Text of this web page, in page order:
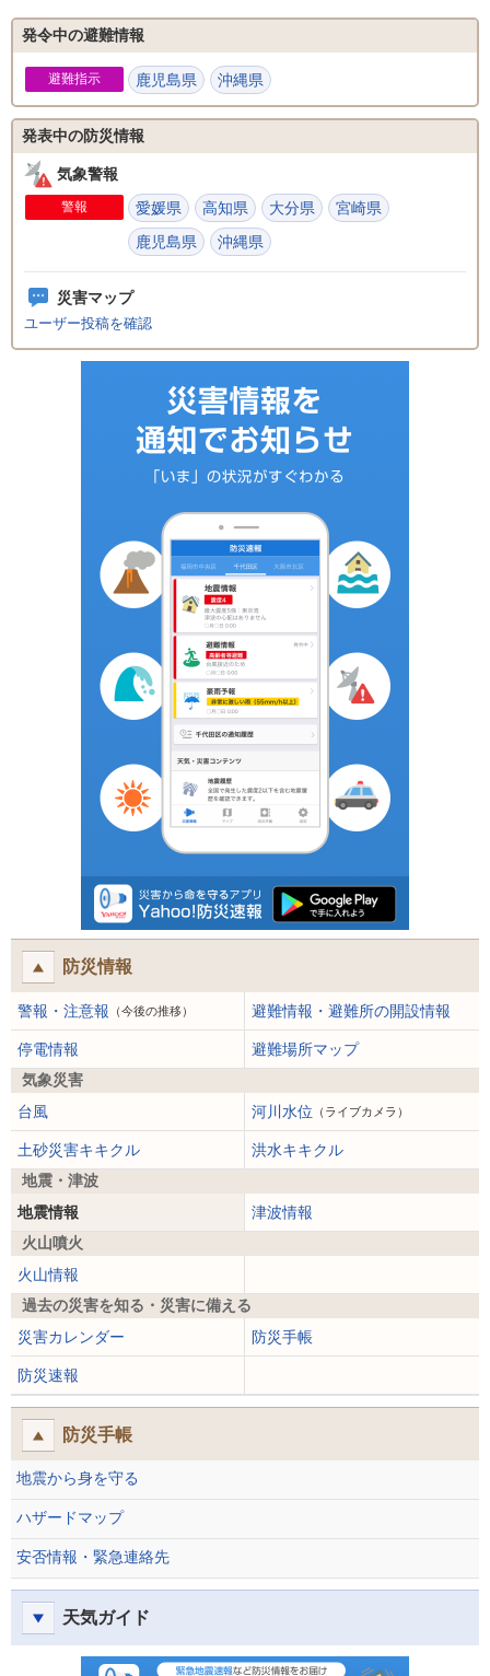
発令中の避難情報
避難指示 鹿児島県 沖縄県
発表中の防災情報
気象警報
警報 愛媛県 高知県 大分県
宮崎県
鹿児島県
沖縄県
災害マップ
ユーザー投稿を確認
防災情報
警報・注意報 （今後の推移） 避難情報・避難所の開設情報
停電情報
避難場所マップ
気象災害
台風
河川水位 （ライブカメラ）
土砂災害キキクル
洪水キキクル
地震・津波
地震情報
津波情報
火山噴火
火山情報
過去の災害を知る・災害に備える
災害カレンダー
防災手帳
防災速報
防災手帳
地震から身を守る
ハザードマップ
安否情報・緊急連絡先
天気ガイド